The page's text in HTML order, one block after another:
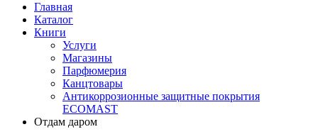
Главная
Каталог
Книги
Услуги
Магазины
Парфюмерия
Канцтовары
Антикоррозионные защитные покрытия
ECOMAST
Отдам даром